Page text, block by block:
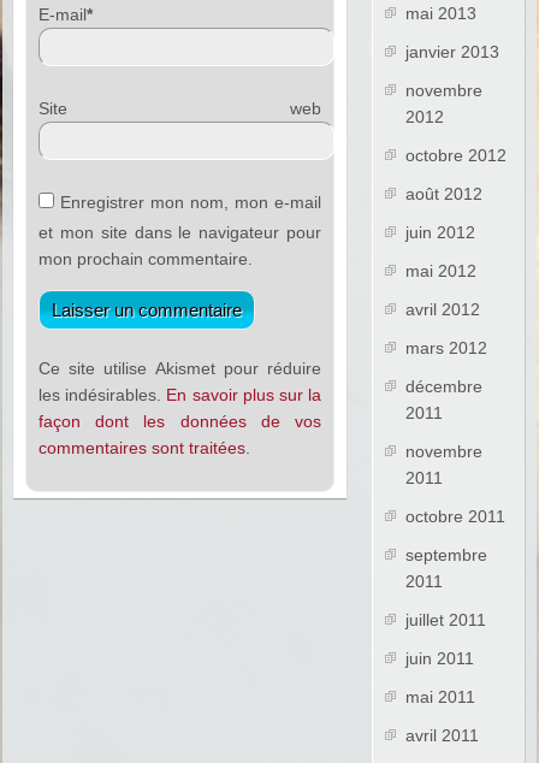
E-mail*
Site web
Enregistrer mon nom, mon e-mail
et mon site dans le navigateur pour
mon prochain commentaire.
Ce site utilise Akismet pour réduire
les indésirables. En savoir plus sur la
façon dont les données de vos
commentaires sont traitées.
mai 2013
janvier 2013
novembre
2012
octobre 2012
août 2012
juin 2012
mai 2012
avril 2012
mars 2012
décembre
2011
novembre
2011
octobre 2011
septembre
2011
juillet 2011
juin 2011
mai 2011
avril 2011